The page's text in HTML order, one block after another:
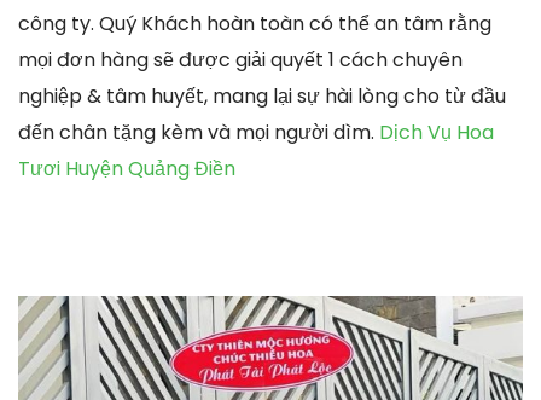
công ty. Quý Khách hoàn toàn có thể an tâm rằng
mọi đơn hàng sẽ được giải quyết 1 cách chuyên
nghiệp & tâm huyết, mang lại sự hài lòng cho từ đầu
đến chân tặng kèm và mọi người dìm. Dịch Vụ Hoa
Tươi Huyện Quảng Điền